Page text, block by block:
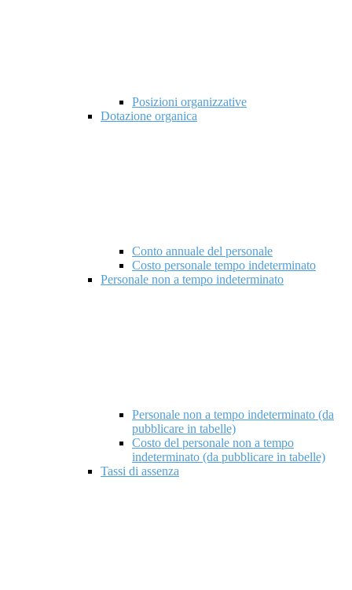
Posizioni organizzative
Dotazione organica
Conto annuale del personale
Costo personale tempo indeterminato
Personale non a tempo indeterminato
Personale non a tempo indeterminato (da
pubblicare in tabelle)
Costo del personale non a tempo
indeterminato (da pubblicare in tabelle)
Tassi di assenza